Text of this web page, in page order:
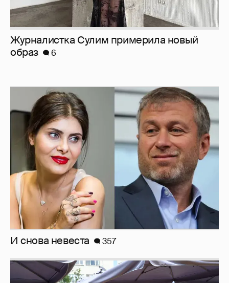
Журналистка Сулим примерила новый
образ
6
И снова невеста 357